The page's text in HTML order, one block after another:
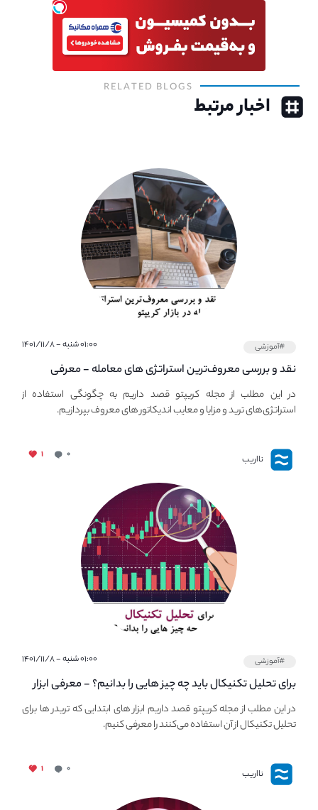
RELATED BLOGS
اخبار مرتبط
#آموزشی ۰۱:۰۰ شنبه - ۱۴۰۱/۱۱/۸
نقد و بررسی معروف‌ترین استراتژی های معامله - معرفی
استراتژی های مهم ترید در بازار کریپتو
در این مطلب از مجله کریپتو قصد داریم به چگونگی استفاده از
استراتژی‌های ترید و مزایا و معایب اندیکاتور های معروف بپردازیم.
نااریب ۰ ۱
#آموزشی ۰۱:۰۰ شنبه - ۱۴۰۱/۱۱/۸
برای تحلیل تکنیکال باید چه چیز هایی را بدانیم؟ - معرفی ابزار
اولیه تحلیل تکنیکال در مجله کریپتو
در این مطلب از مجله کریپتو قصد داریم ابزار های ابتدایی که تریدر ها برای
تحلیل تکنیکال از آن استفاده می‌کنند را معرفی کنیم.
نااریب ۰ ۱